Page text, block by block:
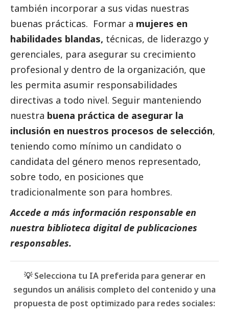
también incorporar a sus vidas nuestras
buenas prácticas. Formar a mujeres en
habilidades blandas, técnicas, de liderazgo y
gerenciales, para asegurar su crecimiento
profesional y dentro de la organización, que
les permita asumir responsabilidades
directivas a todo nivel. Seguir manteniendo
nuestra buena práctica de asegurar la
inclusión en nuestros procesos de selección,
teniendo como mínimo un candidato o
candidata del género menos representado,
sobre todo, en posiciones que
tradicionalmente son para hombres.
Accede a más información responsable en
nuestra biblioteca digital de publicaciones
responsables.
💡 Selecciona tu IA preferida para generar en
segundos un análisis completo del contenido y una
propuesta de post optimizado para redes sociales: